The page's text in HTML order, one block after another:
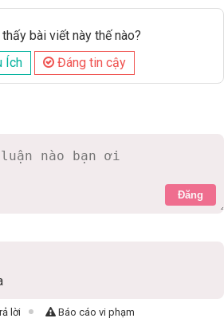
bài viết này thế nào?
Ích
Đáng tin cậy
Đăng
lời Báo cáo vi phạm